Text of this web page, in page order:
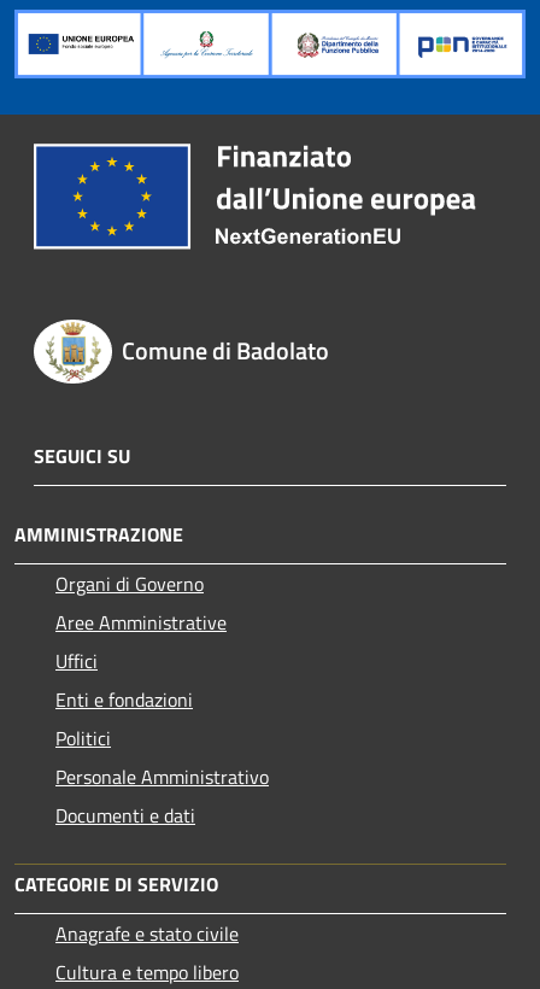
Comune di Badolato
SEGUICI SU
AMMINISTRAZIONE
Organi di Governo
Aree Amministrative
Uffici
Enti e fondazioni
Politici
Personale Amministrativo
Documenti e dati
CATEGORIE DI SERVIZIO
Anagrafe e stato civile
Cultura e tempo libero